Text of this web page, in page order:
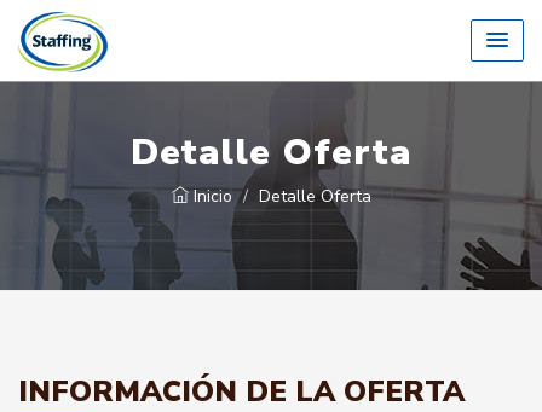
Detalle Oferta
Inicio Detalle Oferta
INFORMACIÓN DE LA OFERTA